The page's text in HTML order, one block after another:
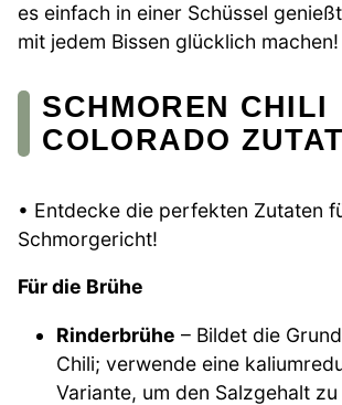
es einfach in einer Schüssel
mit jedem Bissen glücklich machen!
SCHMOREN CHILI
COLORADO
• Entdecke die perfekten Zutaten
Schmorgericht!
Für die Brühe
Rinderbrühe – Bildet die
Chili; verwende eine
Variante, um den Salzgehalt